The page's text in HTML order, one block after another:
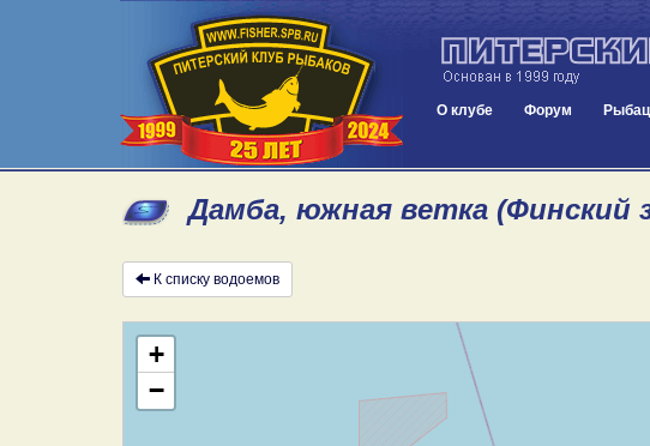
О клубе Форум
Дамба, южная ветка (Финский
К списку водоемов
+
−